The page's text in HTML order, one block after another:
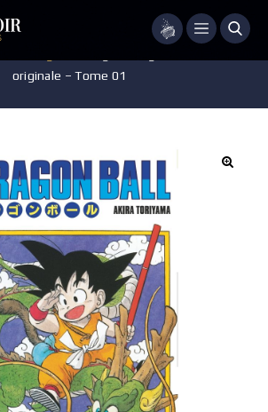
Menu
originale – Tome 01